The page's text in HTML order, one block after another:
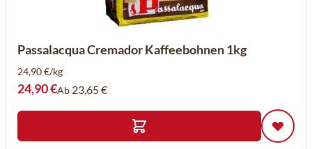
Passalacqua Cremador Kaffeebohnen 1kg
24,90 €/kg
24,90 €Ab 23,65 €